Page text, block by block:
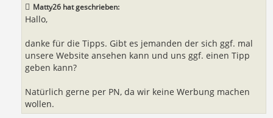
Matty26 hat geschrieben:
Hallo,
danke für die Tipps. Gibt es jemanden der sich ggf. mal
unsere Website ansehen kann und uns ggf. einen Tipp
geben kann?
Natürlich gerne per PN, da wir keine Werbung machen
wollen.